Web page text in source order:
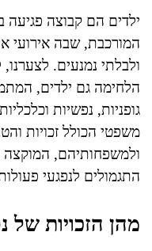
ילדים הם קבוצה פגיעה
המורכבת, שבה אירועי
ולבלתי נמנעים.
הלחימה גם ילדים,
גופניות, נפשיות
משפטי הכולל זכויות
ולמשפחותיהם, המוקצה
התגמולים לנפגעי
מהן הזכויות של